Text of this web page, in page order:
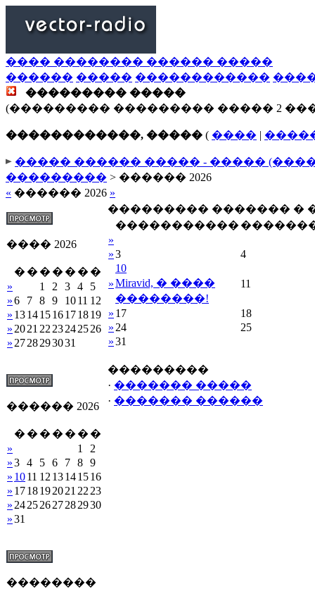
���� �������� ������ �����
������ ����� ������������
��������� �����
(��������� ��������� ����� 2
������������, ����� ( ���� |
����� ������ ����� - �����
��������� > ������ 2026
« ������ 2026 »
���� 2026
� � � � � � �
»
1 2 3 4
5
»6 7 8 9 1011 12
» 13141516171819
» 2021 22 23242526
» 2728293031
������ 2026
� � � � � � �
»
1
2
»3 4 5 6 7 8 9
» 1011 12 13141516
» 1718192021 22 23
» 24252627282930
»31
��������
��������� ������� �
�����������
»
»3 4
»
10
Miravid, � ����
��������!
11
» 17
18
» 24
25
»31
���������
· ������� �����
· ������� ������